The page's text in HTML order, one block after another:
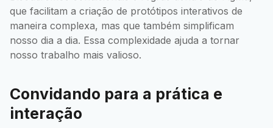
que facilitam a criação de protótipos interativos de
maneira complexa, mas que também simplificam
nosso dia a dia. Essa complexidade ajuda a tornar
nosso trabalho mais valioso.
Convidando para a prática e
interação